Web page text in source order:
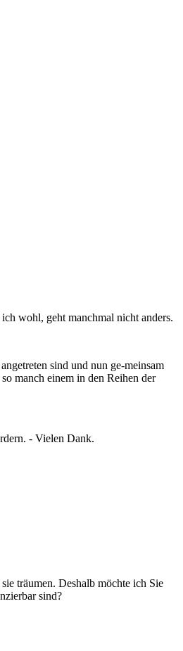
wohl, geht manchmal nicht anders.
sind und nun ge-meinsam
manch einem in den Reihen der
- Vielen Dank.
träumen. Deshalb möchte ich Sie
sind?